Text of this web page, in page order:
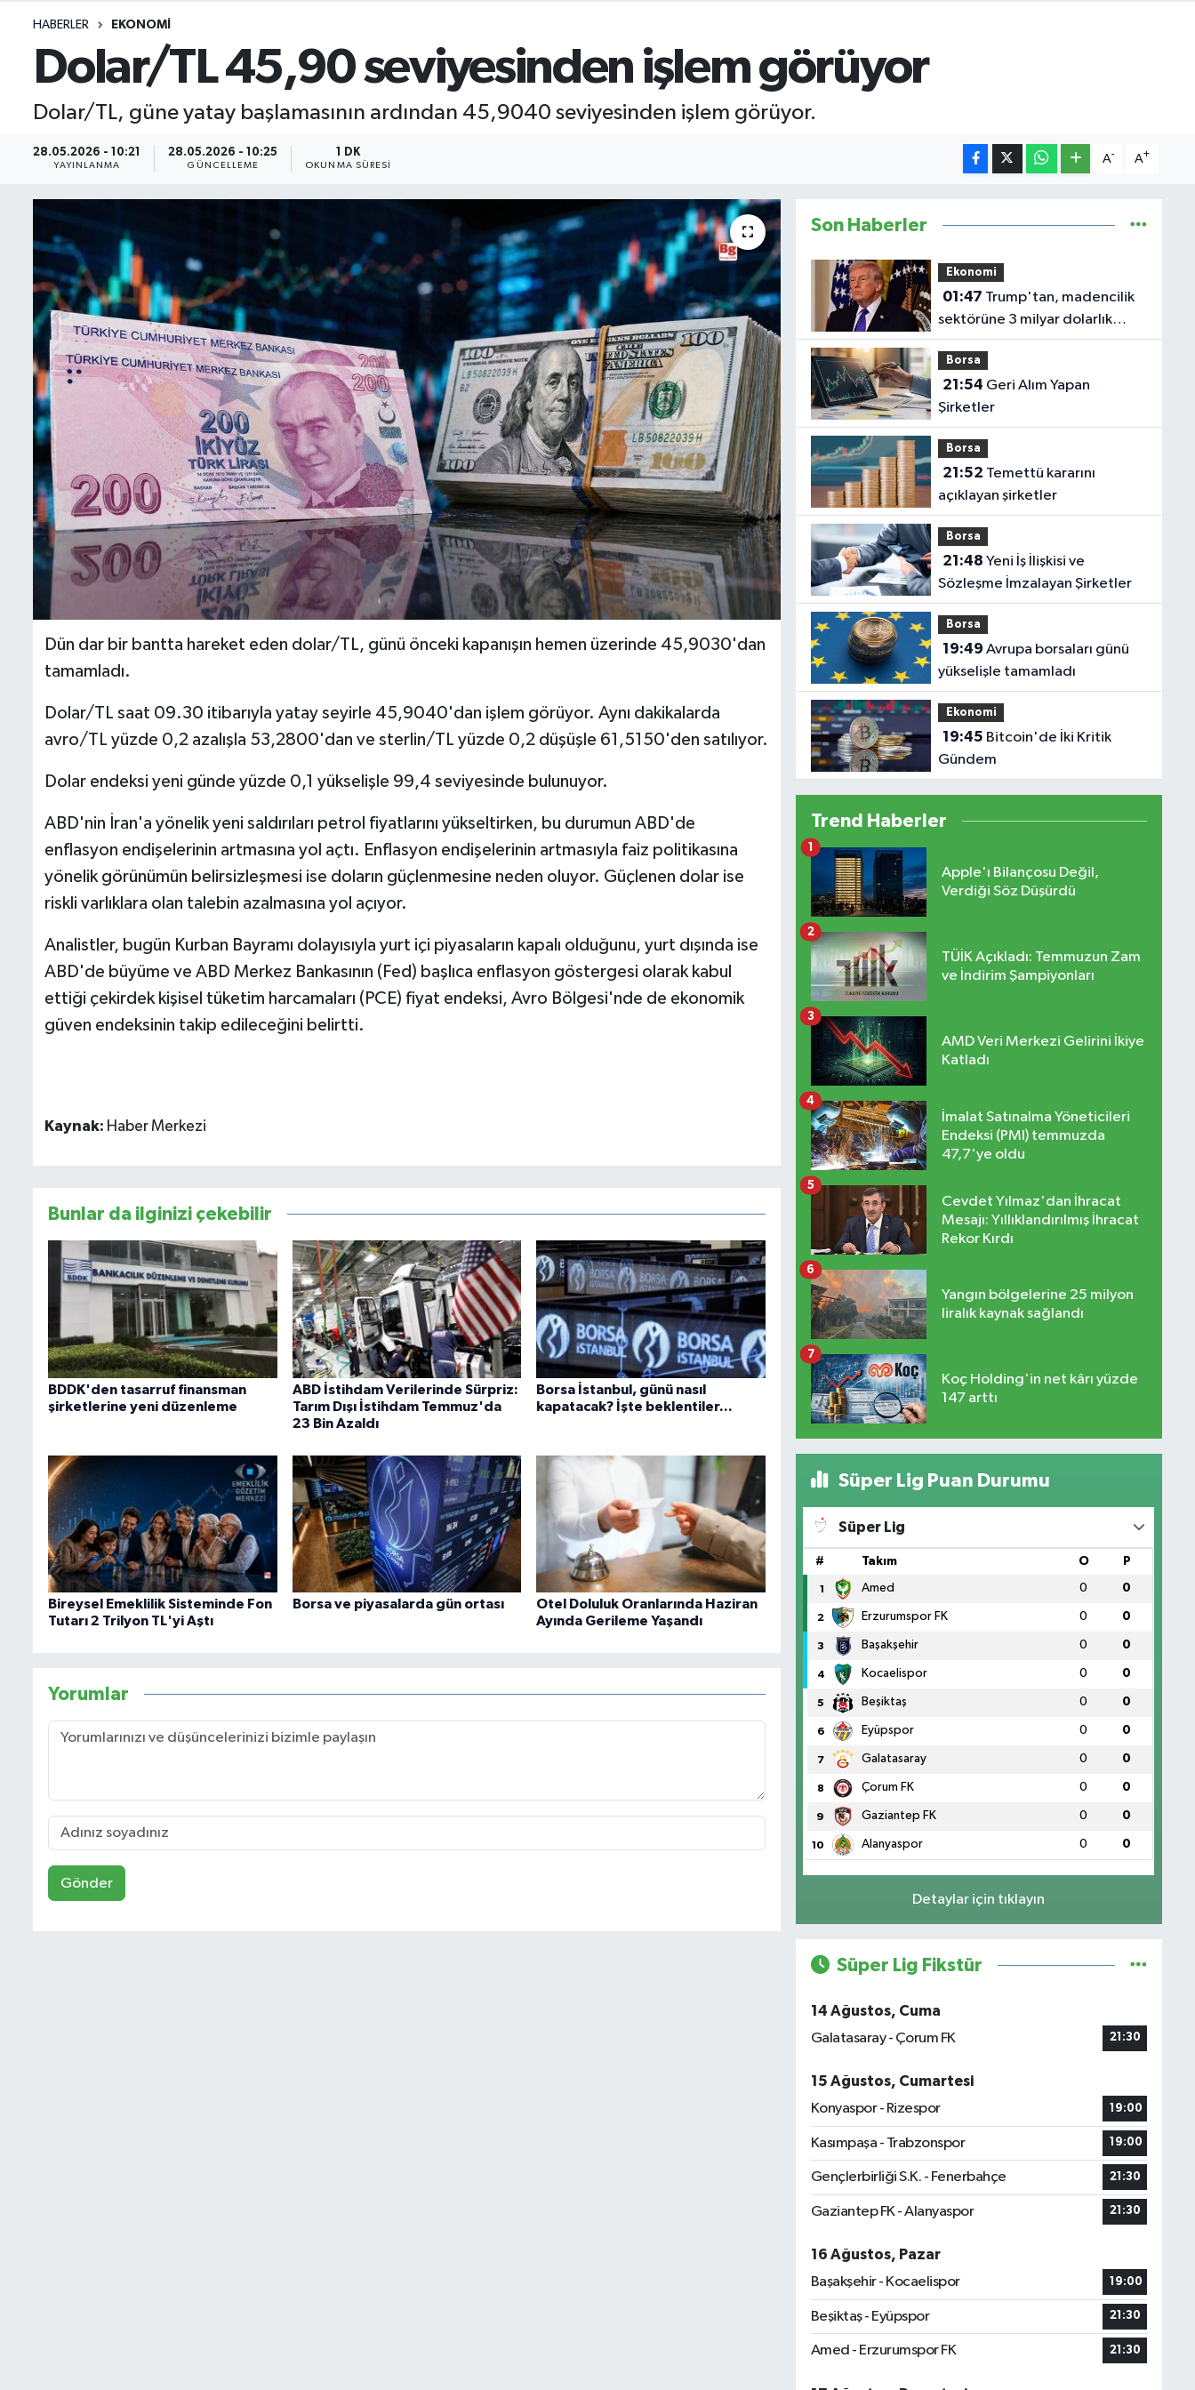
HABERLER EKONOMI
Dolar/TL 45,90 seviyesinden işlem görüyor
Dolar/TL, güne yatay başlamasının ardından 45,9040 seviyesinden işlem görüyor.
28.05.2026 - 10:21
YAYINLANMA
28.05.2026 - 10:25
GÜNCELLEME
1 DK
OKUNMA SÜRESI
A- A+
Dün dar bir bantta hareket eden dolar/TL, günü önceki kapanışın hemen üzerinde 45,9030'dan
tamamladı.
Dolar/TL saat 09.30 itibarıyla yatay seyirle 45,9040'dan işlem görüyor. Aynı dakikalarda
avro/TL yüzde 0,2 azalışla 53,2800'dan ve sterlin/TL yüzde 0,2 düşüşle 61,5150'den satılıyor.
Dolar endeksi yeni günde yüzde 0,1 yükselişle 99,4 seviyesinde bulunuyor.
ABD'nin İran'a yönelik yeni saldırıları petrol fiyatlarını yükseltirken, bu durumun ABD'de
enflasyon endişelerinin artmasına yol açtı. Enflasyon endişelerinin artmasıyla faiz politikasına
yönelik görünümün belirsizleşmesi ise doların güçlenmesine neden oluyor. Güçlenen dolar ise
riskli varlıklara olan talebin azalmasına yol açıyor.
Analistler, bugün Kurban Bayramı dolayısıyla yurt içi piyasaların kapalı olduğunu, yurt dışında ise
ABD'de büyüme ve ABD Merkez Bankasının (Fed) başlıca enflasyon göstergesi olarak kabul
ettiği çekirdek kişisel tüketim harcamaları (PCE) fiyat endeksi, Avro Bölgesi'nde de ekonomik
güven endeksinin takip edileceğini belirtti.
Kaynak: Haber Merkezi
Bunlar da ilginizi çekebilir
BDDK'den tasarruf finansman
şirketlerine yeni düzenleme
ABD İstihdam Verilerinde Sürpriz:
Tarım Dışı İstihdam Temmuz'da
23 Bin Azaldı
Borsa İstanbul, günü nasıl
kapatacak? İşte beklentiler...
Bireysel Emeklilik Sisteminde Fon
Tutarı 2 Trilyon TL'yi Aştı
Borsa ve piyasalarda gün ortası
Otel Doluluk Oranlarında Haziran
Ayında Gerileme Yaşandı
Yorumlar
Gönder
Son Haberler
Ekonomi
01:47
sektörüne 3 milyar dolarlık
yatırım
Borsa
21:54
Şirketler
Borsa
21:52
açıklayan şirketler
Borsa
21:48
Sözleşme İmzalayan Şirketler
Borsa
19:49
yükselişle tamamladı
Ekonomi
19:45
Gündem
Trend Haberler
Apple'ı Bilançosu Değil,
Verdiği Söz Düşürdü
1
TÜİK Açıkladı: Temmuzun Zam
ve İndirim Şampiyonları
2
AMD Veri Merkezi Gelirini İkiye
Katladı
3
İmalat Satınalma Yöneticileri
Endeksi (PMI) temmuzda
47,7'ye oldu
4
Cevdet Yılmaz'dan İhracat
Mesajı: Yıllıklandırılmış İhracat
Rekor Kırdı
5
Yangın bölgelerine 25 milyon
liralık kaynak sağlandı
6
Koç Holding'in net kârı yüzde
147 arttı
7
Süper Lig Puan Durumu
Süper Lig
# Takım O P
1 Amed 0 0
2 Erzurumspor FK 0 0
3 Başakşehir 0 0
4 Kocaelispor 0 0
5 Beşiktaş 0 0
6 Eyüpspor 0 0
7 Galatasaray 0 0
8 Çorum FK 0 0
9 Gaziantep FK 0 0
10 Alanyaspor 0 0
Detaylar için tıklayın
Süper Lig Fikstür
14 Ağustos, Cuma
Galatasaray - Çorum FK
21:30
15 Ağustos, Cumartesi
Konyaspor - Rizespor
19:00
Kasımpaşa - Trabzonspor 19:00
Gençlerbirliği S.K. - Fenerbahçe 21:30
Gaziantep FK - Alanyaspor 21:30
16 Ağustos, Pazar
Başakşehir - Kocaelispor
19:00
Beşiktaş - Eyüpspor 21:30
Amed - Erzurumspor FK 21:30
İletişim
Künye
Yasal Uyarı